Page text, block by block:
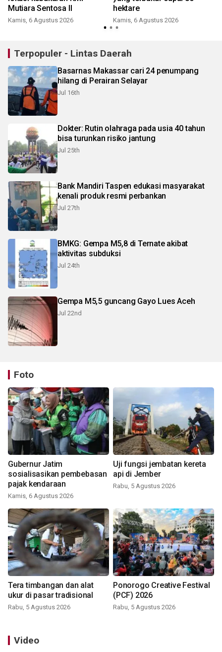
Mutiara Sentosa II
Kamis, 6 Agustus 2026
hektare
Kamis, 6 Agustus 2026
Terpopuler - Lintas Daerah
Basarnas Makassar cari 24 penumpang
hilang di Perairan Selayar
Jul 16th
Dokter: Rutin olahraga pada usia 40 tahun
bisa turunkan risiko jantung
Jul 25th
Bank Mandiri Taspen edukasi masyarakat
kenali produk resmi perbankan
Jul 27th
BMKG: Gempa M5,8 di Ternate akibat
aktivitas subduksi
Jul 24th
Gempa M5,5 guncang Gayo Lues Aceh
Jul 22nd
Foto
Gubernur Jatim
sosialisasikan pembebasan
pajak kendaraan
Kamis, 6 Agustus 2026
Uji fungsi jembatan kereta
api di Jember
Rabu, 5 Agustus 2026
Tera timbangan dan alat
ukur di pasar tradisional
Rabu, 5 Agustus 2026
Ponorogo Creative Festival
(PCF) 2026
Rabu, 5 Agustus 2026
Video